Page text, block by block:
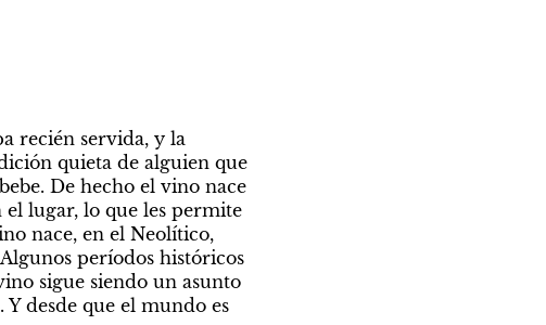
recién servida, y la
quieta de alguien que
De hecho el vino nace
lugar, lo que les permite
nace, en el Neolítico,
períodos históricos
sigue siendo un asunto
Y desde que el mundo es